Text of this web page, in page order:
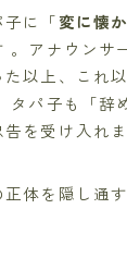
に「変に懐
。アナウンサ
以上、これ
タパ子も「辞
を受け入れま
体を隠し通